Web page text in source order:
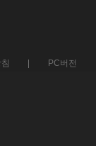
PC버전